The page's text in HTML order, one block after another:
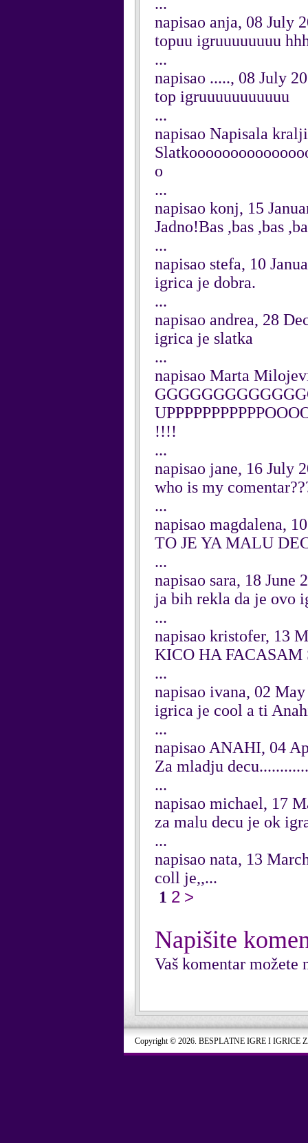
napisao anja, 08 July
topuu igruuuuuuuu
...
napisao ....., 08 July
top igruuuuuuuuuuu
...
napisao Napisala
o
...
napisao konj, 15
Jadno!Bas ,bas ,bas
...
napisao stefa, 10
igrica je dobra.
...
napisao andrea, 28
igrica je slatka
...
napisao Marta
!!!!
...
napisao jane, 16 July
who is my
...
napisao magdalena,
TO JE YA MALU
...
napisao sara, 18 June
ja bih rekla da je ovo
...
napisao kristofer, 13
KICO HA
...
napisao ivana, 02
igrica je cool a ti
...
napisao ANAHI, 04
Za mladju
...
napisao michael, 17
za malu decu je ok
...
napisao nata, 13
coll je,,...
1 2 >
Napišite
Vaš komentar možete
Copyright © 2026. BESPLATNE IGRE I IGRICE